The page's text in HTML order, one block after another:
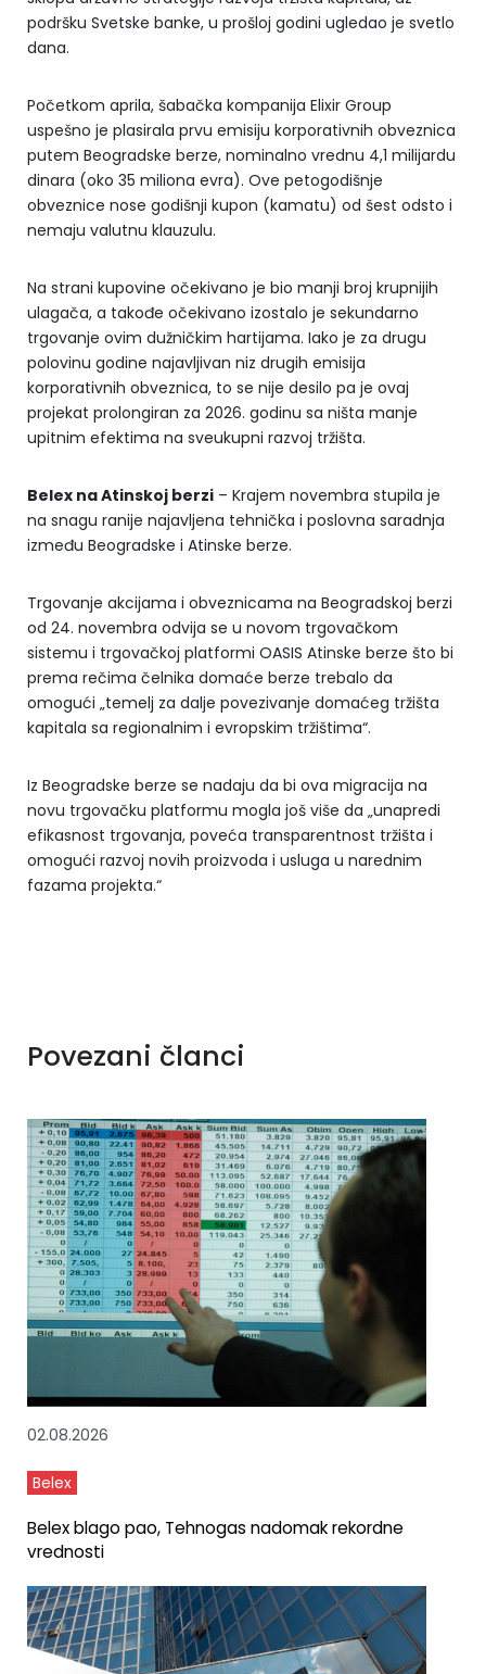
podršku Svetske banke, u prošloj godini ugledao je svetlo
dana.
Početkom aprila, šabačka kompanija Elixir Group
uspešno je plasirala prvu emisiju korporativnih obveznica
putem Beogradske berze, nominalno vrednu 4,1 milijardu
dinara (oko 35 miliona evra). Ove petogodišnje
obveznice nose godišnji kupon (kamatu) od šest odsto i
nemaju valutnu klauzulu.
Na strani kupovine očekivano je bio manji broj krupnijih
ulagača, a takođe očekivano izostalo je sekundarno
trgovanje ovim dužničkim hartijama. Iako je za drugu
polovinu godine najavljivan niz drugih emisija
korporativnih obveznica, to se nije desilo pa je ovaj
projekat prolongiran za 2026. godinu sa ništa manje
upitnim efektima na sveukupni razvoj tržišta.
Belex na Atinskoj berzi – Krajem novembra stupila je
na snagu ranije najavljena tehnička i poslovna saradnja
između Beogradske i Atinske berze.
Trgovanje akcijama i obveznicama na Beogradskoj berzi
od 24. novembra odvija se u novom trgovačkom
sistemu i trgovačkoj platformi OASIS Atinske berze što bi
prema rečima čelnika domaće berze trebalo da
omogući „temelj za dalje povezivanje domaćeg tržišta
kapitala sa regionalnim i evropskim tržištima“.
Iz Beogradske berze se nadaju da bi ova migracija na
novu trgovačku platformu mogla još više da „unapredi
efikasnost trgovanja, poveća transparentnost tržišta i
omogući razvoj novih proizvoda i usluga u narednim
fazama projekta.“
Povezani članci
02.08.2026
Belex
Belex blago pao, Tehnogas nadomak rekordne
vrednosti